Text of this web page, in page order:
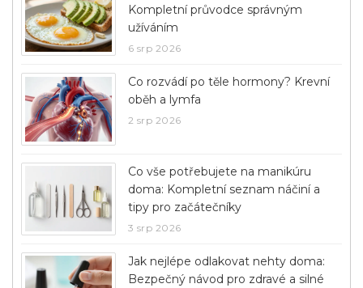
Kompletní průvodce správným
užíváním
6 srp 2026
Co rozvádí po těle hormony? Krevní
oběh a lymfa
2 srp 2026
Co vše potřebujete na manikúru
doma: Kompletní seznam náčiní a
tipy pro začátečníky
3 srp 2026
Jak nejlépe odlakovat nehty doma:
Bezpečný návod pro zdravé a silné